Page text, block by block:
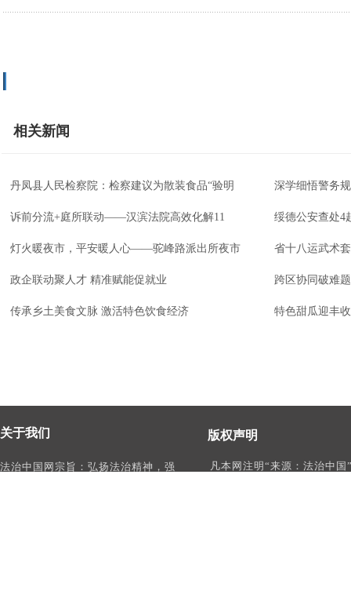
相关新闻
丹凤县人民检察院：检察建议为散装食品“验明 深学细悟警务
诉前分流+庭所联动——汉滨法院高效化解11 绥德公安查处4
灯火暖夜市，平安暖人心——驼峰路派出所夜市 省十八运武术
政企联动聚人才 精准赋能促就业 跨区协同破难
传承乡土美食文脉 激活特色饮食经济 特色甜瓜迎丰
版权声明
凡本网注明“来源：法治中国
关于我们
法治中国网宗旨：弘扬法治精神，强